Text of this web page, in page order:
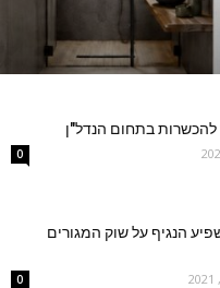
להכשרות בתחום הנדל"ן
0
הנגיף על שוק המגורים
0